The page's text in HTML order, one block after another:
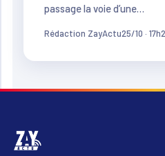
passage la voie d’une…
Rédaction ZayActu25/10 ·